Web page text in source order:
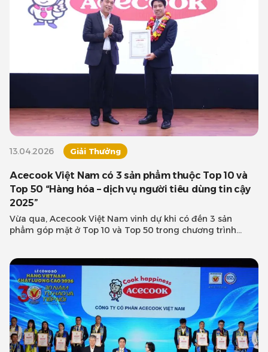
13.04.2026 Giải Thưởng
Acecook Việt Nam có 3 sản phẩm thuộc Top 10 và
Top 50 “Hàng hóa – dịch vụ người tiêu dùng tin cậy
2025”
Vừa qua, Acecook Việt Nam vinh dự khi có đến 3 sản
phẩm góp mặt ở Top 10 và Top 50 trong chương trình